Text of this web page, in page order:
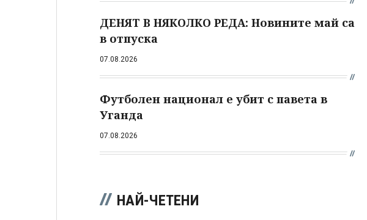
ДЕНЯТ В НЯКОЛКО РЕДА: Новините май са
в отпуска
07.08.2026
Футболен национал е убит с павета в
Уганда
07.08.2026
НАЙ-ЧЕТЕНИ